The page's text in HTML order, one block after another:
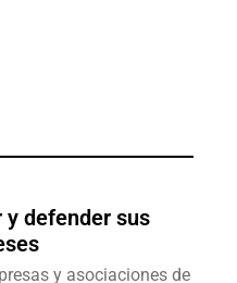
defender sus
y asociaciones de